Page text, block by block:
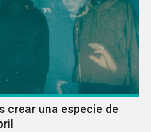
crear una especie de